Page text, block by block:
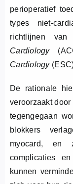
perioperatief
types niet-
richtlijnen
Cardiology
Cardiology
De rationale
veroorzaakt
tegengegaan
blokkers
myocard, en
complicaties
kunnen